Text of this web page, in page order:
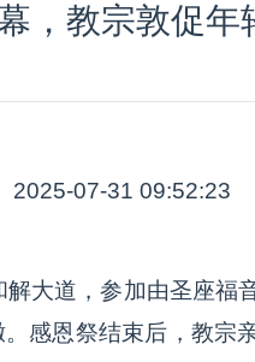
，教宗敦促年
2025-07-31 09:52:23
大道，参加由圣座福
感恩祭结束后，教宗